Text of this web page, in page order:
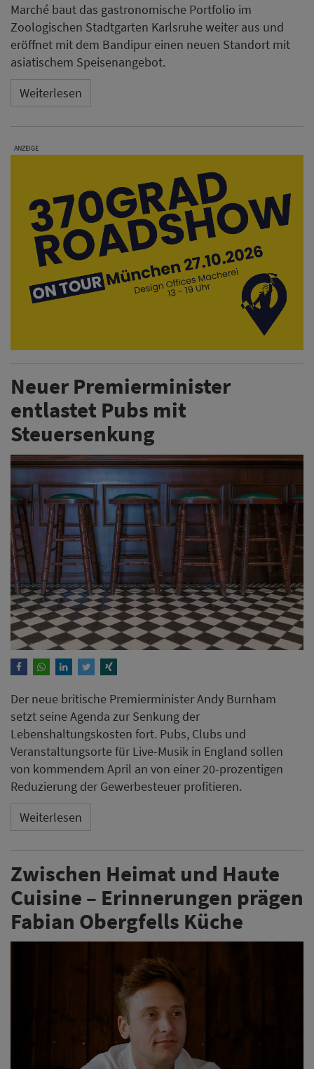
Marché baut das gastronomische Portfolio im
Zoologischen Stadtgarten Karlsruhe weiter aus und
eröffnet mit dem Bandipur einen neuen Standort mit
asiatischem Speisenangebot.
Weiterlesen
ANZEIGE
Neuer Premierminister
entlastet Pubs mit
Steuersenkung
Der neue britische Premierminister Andy Burnham
setzt seine Agenda zur Senkung der
Lebenshaltungskosten fort. Pubs, Clubs und
Veranstaltungsorte für Live-Musik in England sollen
von kommendem April an von einer 20-prozentigen
Reduzierung der Gewerbesteuer profitieren.
Weiterlesen
Zwischen Heimat und Haute
Cuisine – Erinnerungen prägen
Fabian Obergfells Küche